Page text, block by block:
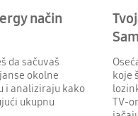
način
da sačuvaš
okolne
i analiziraju kako
ukupnu
koje
TV-